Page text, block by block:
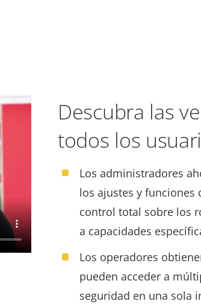
Descubra las
todos los
Los administradores
los ajustes y funciones
control total sobre los
a capacidades
Los operadores
pueden acceder a
seguridad en una sola